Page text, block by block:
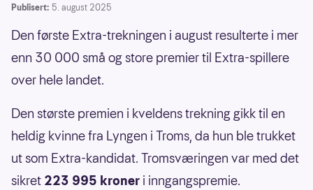
Publisert: 5. august 2025
Den første Extra-trekningen i august resulterte i mer
enn 30 000 små og store premier til Extra-spillere
over hele landet.
Den største premien i kveldens trekning gikk til en
heldig kvinne fra Lyngen i Troms, da hun ble trukket
ut som Extra-kandidat. Tromsværingen var med det
sikret 223 995 kroner i inngangspremie.